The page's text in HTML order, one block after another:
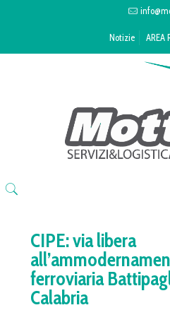
Notizie AREA
CIPE: via libera
ferroviaria
Calabria